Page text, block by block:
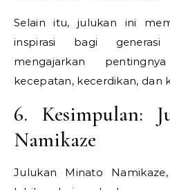
Selain itu, julukan ini
inspirasi bagi
mengajarkan
kecepatan, kecerdikan, dan
6. Kesimpulan:
Namikaze
Julukan Minato Namikaze,